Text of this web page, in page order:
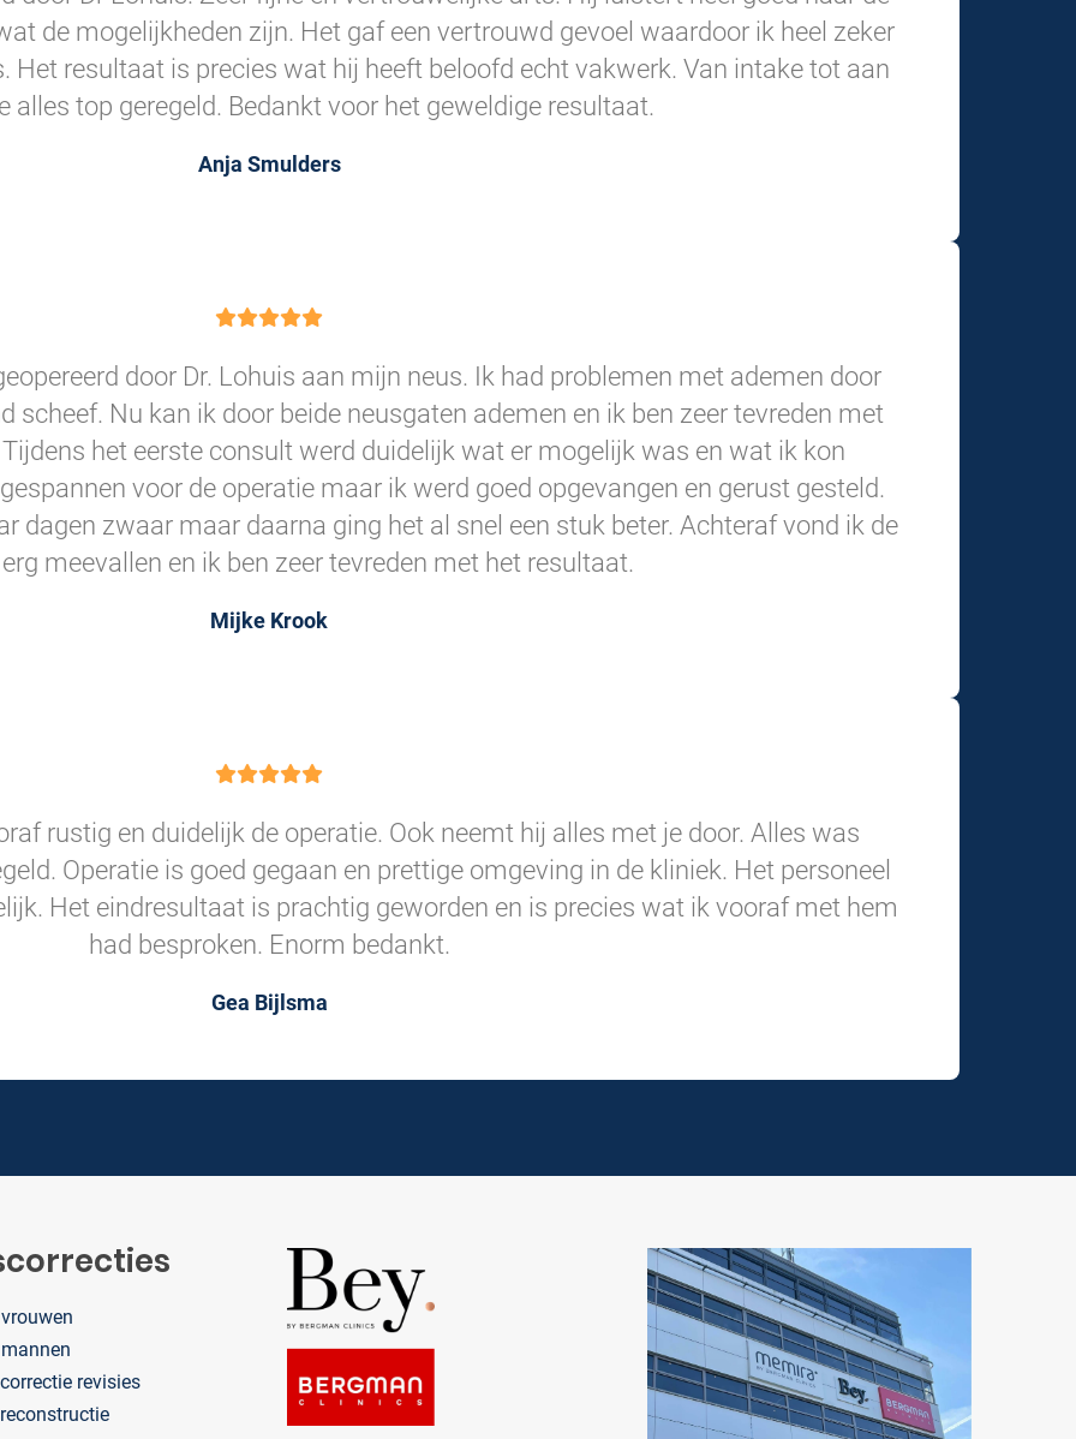
de mogelijkheden zijn. Het gaf een vertrouwd gevoel waardoor ik heel zeker
Het resultaat is precies wat hij heeft beloofd echt vakwerk. Van intake tot aan
alles top geregeld. Bedankt voor het geweldige resultaat.
Anja Smulders
door Dr. Lohuis aan mijn neus. Ik had problemen met ademen door
scheef. Nu kan ik door beide neusgaten ademen en ik ben zeer tevreden met
het eerste consult werd duidelijk wat er mogelijk was en wat ik kon
voor de operatie maar ik werd goed opgevangen en gerust gesteld.
dagen zwaar maar daarna ging het al snel een stuk beter. Achteraf vond ik de
meevallen en ik ben zeer tevreden met het resultaat.
Mijke Krook
rustig en duidelijk de operatie. Ook neemt hij alles met je door. Alles was
Operatie is goed gegaan en prettige omgeving in de kliniek. Het personeel
Het eindresultaat is prachtig geworden en is precies wat ik vooraf met hem
had besproken. Enorm bedankt.
Gea Bijlsma
revisies